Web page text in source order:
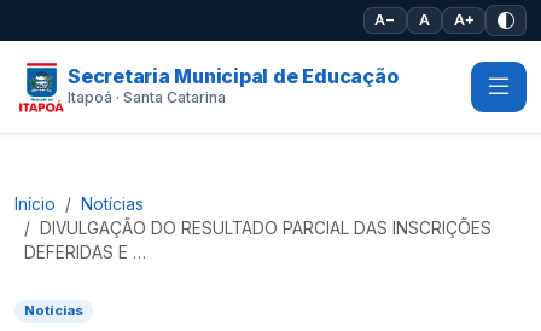
A− A A+
Secretaria Municipal de Educação
Itapoá · Santa Catarina
Início
Notícias
DIVULGAÇÃO DO RESULTADO PARCIAL DAS INSCRIÇÕES
DEFERIDAS E …
Notícias